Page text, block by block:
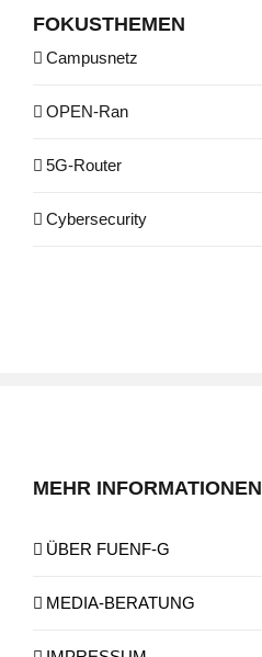
FOKUSTHEMEN
Campusnetz
OPEN-Ran
5G-Router
Cybersecurity
MEHR INFORMATIONEN
ÜBER FUENF-G
MEDIA-BERATUNG